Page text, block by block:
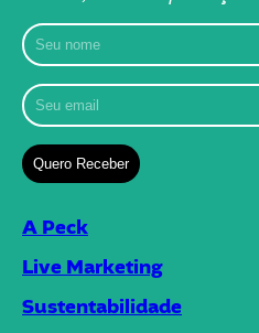
A Peck
Live Marketing
Sustentabilidade